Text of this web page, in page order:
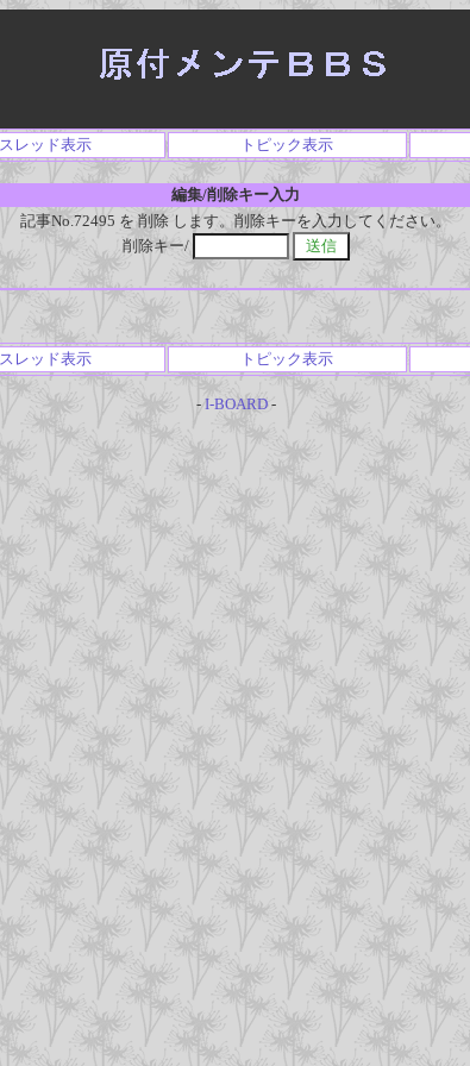
スレッド表示 トピック表示
編集/削除キー入力
記事No.72495 を 削除 します。削除キーを入力してください。
削除キー/
スレッド表示 トピック表示
- I-BOARD-